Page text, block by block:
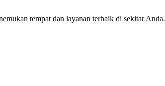
tempat dan layanan terbaik di sekitar Anda.